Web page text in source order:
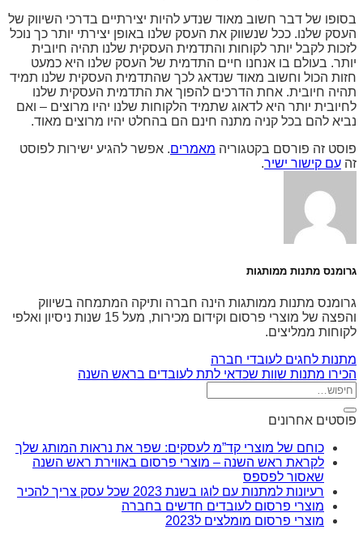
בסופו של דבר חשוב מאוד שנדע להיות יצירתיים בדרכי השיווק של
העסק שלנו. ככל שנשווק את העסק שלנו באופן יצירתי יותר כך נוכל
לזכות לקבל יותר לקוחות והתדמית העסקית שלנו תהיה חיובית
יותר. בעולם בו אנחנו חיים התדמית של העסק שלנו היא כמעט
חזות הכול וחשוב מאוד שנדאג לכך שהתדמית העסקית שלנו תמיד
תהיה חיובית. אחת הדרכים להפוך את התדמית העסקית שלנו
לחיובית יותר היא לדאוג שתמיד הלקוחות שלנו יהיו מרוצים – ואם
נביא להם בכל קניה מתנה חינם הם בהחלט יהיו מרוצים מאוד.
פוסט זה פורסם בקטגוריה מאמרים. אפשר להגיע ישירות לפוסט
זה עם קישור ישיר.
גרומנס מתנות ממותגות
גרומנס מתנות ממותגות הינה חברה ותיקה המתמחה בשיווק
והפצה של מוצרי פרסום וקידום מכירות, מעל 15 שנות ניסיון ואלפי
לקוחות ממליצים.
מתנות לחגים לעובדי חברה
הכירו מתנות שוות שכדאי לתת לעובדים בראש השנה
פוסטים אחרונים
כוחם של מוצרי קד”מ לעסקים: שפר את נראות המותג שלך
לקראת ראש השנה – מוצרי פרסום באווירת ראש השנה
שאסור לפספס
רעיונות למתנות עם לוגו בשנת 2023 שכל עסק צריך להכיר
מוצרי פרסום לעובדים חדשים בחברה
מוצרי פרסום מומלצים ל2023